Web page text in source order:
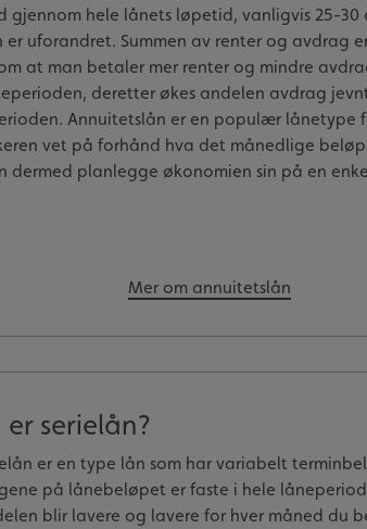
gjennom hele lånets løpetid, vanligvis 25-30
er uforandret. Summen av renter og avdrag
at man betaler mer renter og mindre
deretter økes andelen avdrag
Annuitetslån er en populær lånetype
vet på forhånd hva det månedlige
dermed planlegge økonomien sin på en
Mer om annuitetslån
er serielån?
er en type lån som har variabelt
på lånebeløpet er faste i hele
blir lavere og lavere for hver måned du